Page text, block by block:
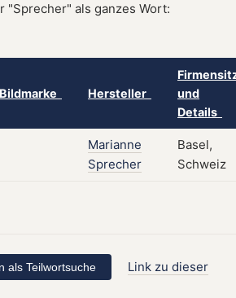
"Sprecher" als ganzes Wort:
Bildmarke Hersteller
und
Details
Marianne
Sprecher
Basel,
Schweiz
Link zu dieser